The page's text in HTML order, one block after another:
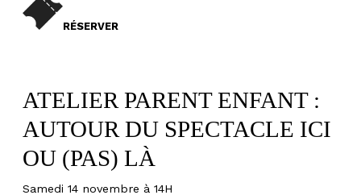
RÉSERVER
ATELIER PARENT ENFANT :
AUTOUR DU SPECTACLE ICI
OU (PAS) LÀ
Samedi 14 novembre à 14H